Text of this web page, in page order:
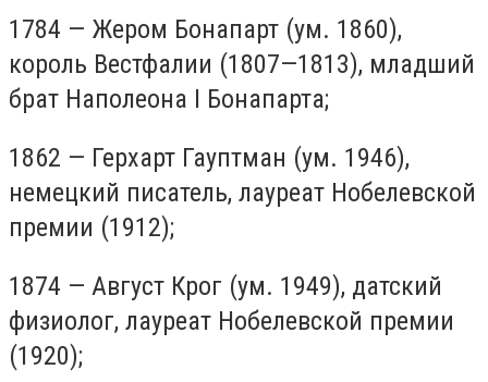
1784 — Жером Бонапарт (ум. 1860),
король Вестфалии (1807—1813), младший
брат Наполеона I Бонапарта;
1862 — Герхарт Гауптман (ум. 1946),
немецкий писатель, лауреат Нобелевской
премии (1912);
1874 — Август Крог (ум. 1949), датский
физиолог, лауреат Нобелевской премии
(1920);